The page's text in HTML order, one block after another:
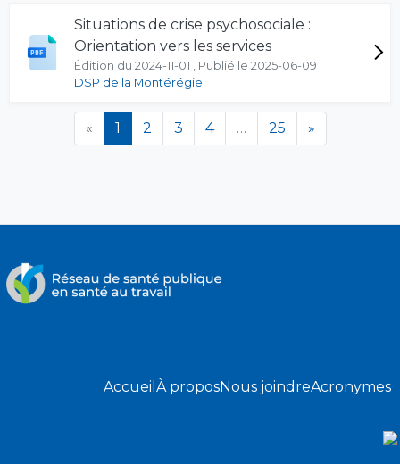
Situations de crise psychosociale :
Orientation vers les services
Édition du 2024-11-01 , Publié le 2025-06-09
DSP de la Montérégie
« 1 (en cours)
2 3 4 … 25 »
Accueil À proposNous joindreAcronymes